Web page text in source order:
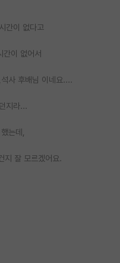
간이 없다고
간이 없어서
사 후배님 이네요....
지라...
는데,
지 잘 모르겠어요.